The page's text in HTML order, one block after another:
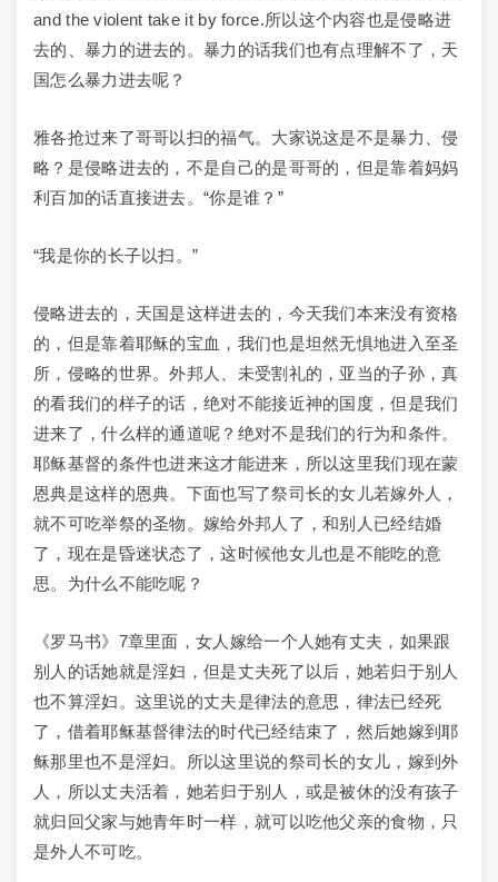
and the violent take it by force.所以这个内容也是侵略进
去的、暴力的进去的。暴力的话我们也有点理解不了，天
国怎么暴力进去呢？
雅各抢过来了哥哥以扫的福气。大家说这是不是暴力、侵
略？是侵略进去的，不是自己的是哥哥的，但是靠着妈妈
利百加的话直接进去。“你是谁？”
“我是你的长子以扫。”
侵略进去的，天国是这样进去的，今天我们本来没有资格
的，但是靠着耶稣的宝血，我们也是坦然无惧地进入至圣
所，侵略的世界。外邦人、未受割礼的，亚当的子孙，真
的看我们的样子的话，绝对不能接近神的国度，但是我们
进来了，什么样的通道呢？绝对不是我们的行为和条件。
耶稣基督的条件也进来这才能进来，所以这里我们现在蒙
恩典是这样的恩典。下面也写了祭司长的女儿若嫁外人，
就不可吃举祭的圣物。嫁给外邦人了，和别人已经结婚
了，现在是昏迷状态了，这时候他女儿也是不能吃的意
思。为什么不能吃呢？
《罗马书》7章里面，女人嫁给一个人她有丈夫，如果跟
别人的话她就是淫妇，但是丈夫死了以后，她若归于别人
也不算淫妇。这里说的丈夫是律法的意思，律法已经死
了，借着耶稣基督律法的时代已经结束了，然后她嫁到耶
稣那里也不是淫妇。所以这里说的祭司长的女儿，嫁到外
人，所以丈夫活着，她若归于别人，或是被休的没有孩子
就归回父家与她青年时一样，就可以吃他父亲的食物，只
是外人不可吃。